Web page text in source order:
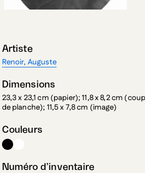
Artiste
Renoir, Auguste
Dimensions
23,3 x 23,1 cm (papier); 11,8 x 8,2 cm (coup
de planche); 11,5 x 7,8 cm (image)
Couleurs
Numéro d’inventaire